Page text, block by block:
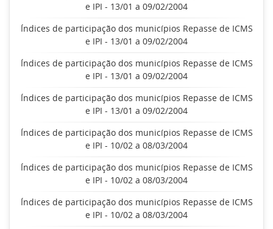
e IPI - 13/01 a 09/02/2004
Índices de participação dos municípios Repasse de ICMS
e IPI - 13/01 a 09/02/2004
Índices de participação dos municípios Repasse de ICMS
e IPI - 13/01 a 09/02/2004
Índices de participação dos municípios Repasse de ICMS
e IPI - 13/01 a 09/02/2004
Índices de participação dos municípios Repasse de ICMS
e IPI - 10/02 a 08/03/2004
Índices de participação dos municípios Repasse de ICMS
e IPI - 10/02 a 08/03/2004
Índices de participação dos municípios Repasse de ICMS
e IPI - 10/02 a 08/03/2004